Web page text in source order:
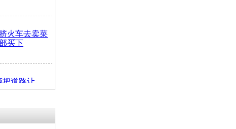
火车去卖菜
买下
把道路让
突发疾病交